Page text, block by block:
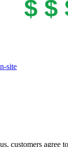
$ $
site
customers agree